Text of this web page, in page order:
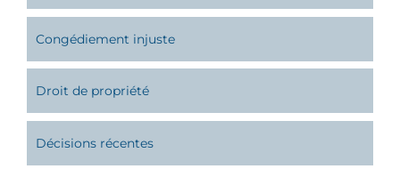
Congédiement injuste
Droit de propriété
Décisions récentes